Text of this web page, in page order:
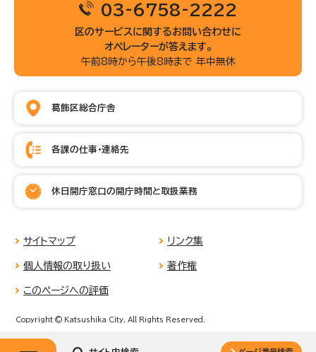
03-6758-2222
区のサービスに関するお問い合わせに
オペレーターが答えます。
午前8時から午後8時まで 年中無休
葛飾区総合庁舎
各課の仕事・連絡先
休日開庁窓口の開庁時間と取扱業務
サイトマップ リンク集
個人情報の取り扱い 著作権
このページへの評価
Copyright © Katsushika City, All Rights Reserved.